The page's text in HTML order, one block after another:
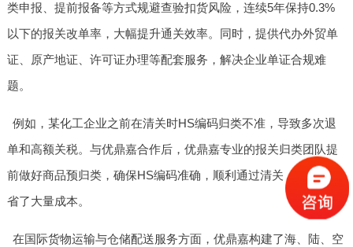
类申报、提前报备等方式规避查验扣货风险，连续5年保持0.3%
以下的报关改单率，大幅提升通关效率。同时，提供代办外贸单
证、原产地证、许可证办理等配套服务，解决企业单证合规难
题。
例如，某化工企业之前在清关时HS编码归类不准，导致多次退
单和高额关税。与优鼎嘉合作后，优鼎嘉专业的报关归类团队提
前做好商品预归类，确保HS编码准确，顺利通过清关，为企业节
省了大量成本。
在国际货物运输与仓储配送服务方面，优鼎嘉构建了海、陆、空